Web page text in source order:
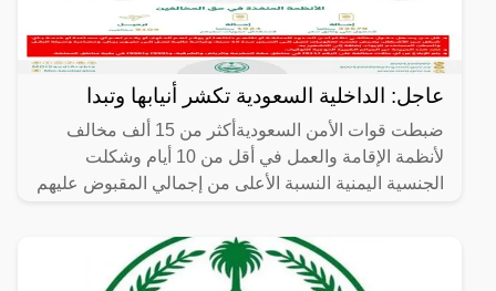
عاجل: الداخلية السعودية تكشر أنيابها وتبدا
ضبطت قوات الأمن السعوديةأكثر من 15 ألف مخالف
لأنظمة الإقامة والعمل في أقل من 10 أيام وشكلت
الجنسية اليمنية النسبة الأعلى من إجمالي المقبوض عليهم